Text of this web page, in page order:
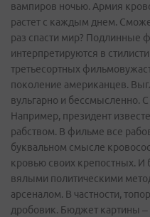
вампиров ночью. Армия
растет с каждым днем.
раз спасти мир? Подлинные
интерпретируются в
третьесортных
поколение американцев.
вульгарно и бессмысленно.
Например, президент
рабством. В фильме все
буквальном смысле
кровью своих крепостных. И
вялыми политическими
арсеналом. В частности,
дробовик. Бюджет картины